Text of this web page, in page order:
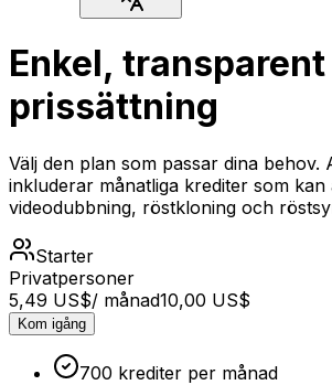
Enkel, transparent
prissättning
Välj den plan som passar dina behov.
inkluderar månatliga krediter som
videodubbning, röstkloning och
Starter
Privatpersoner
5,49 US$/ månad10,00 US$
Kom igång
700 krediter per månad